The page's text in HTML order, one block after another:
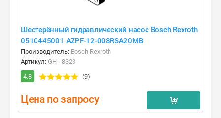
Шестерённый гидравлический насос Bosch Rexroth
0510445001 AZPF-12-008RSA20MB
Производитель: Bosch Rexroth
Артикул: GH - 8323
4.8
(9)
Цена по запросу